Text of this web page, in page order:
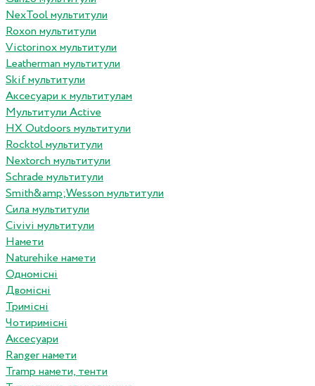
NexTool мультитули
Roxon мультитули
Victorinox мультитули
Leatherman мультитули
Skif мультитули
Аксесуари к мультитулам
Мультитули Active
HX Outdoors мультитули
Rocktol мультитули
Nextorch мультитули
Schrade мультитули
Smith&amp;Wesson мультитули
Сила мультитули
Civivi мультитули
Намети
Naturehike намети
Одномісні
Двомісні
Тримісні
Чотиримісні
Аксесуари
Ranger намети
Tramp намети, тенти